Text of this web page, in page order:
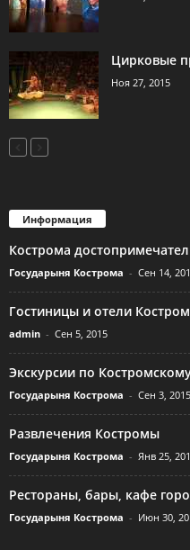
Цирковые
Ноя 27, 2015
Информация
Кострома
Государыня Кострома - Сен 14,
Гостиницы и отели
admin - Сен 5, 2015
Экскурсии по
Государыня Кострома - Сен 3, 2015
Развлечения Костромы
Государыня Кострома - Янв 25,
Рестораны, бары, кафе
Государыня Кострома - Июн 30,